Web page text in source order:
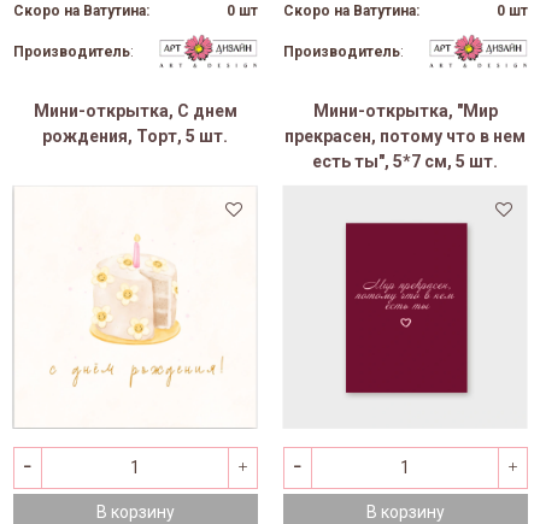
Скоро на Ватутина:
0 шт
Производитель:
Скоро на Ватутина:
0 шт
Производитель:
Мини-открытка, С днем
рождения, Торт, 5 шт.
В корзину
Мини-открытка, "Мир
прекрасен, потому что в нем
есть ты", 5*7 см, 5 шт.
В корзину